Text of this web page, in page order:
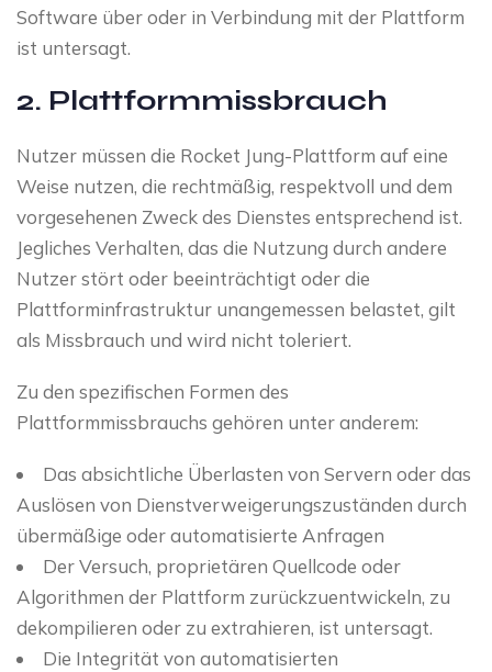
Software über oder in Verbindung mit der Plattform
ist untersagt.
2. Plattformmissbrauch
Nutzer müssen die Rocket Jung-Plattform auf eine
Weise nutzen, die rechtmäßig, respektvoll und dem
vorgesehenen Zweck des Dienstes entsprechend ist.
Jegliches Verhalten, das die Nutzung durch andere
Nutzer stört oder beeinträchtigt oder die
Plattforminfrastruktur unangemessen belastet, gilt
als Missbrauch und wird nicht toleriert.
Zu den spezifischen Formen des
Plattformmissbrauchs gehören unter anderem:
Das absichtliche Überlasten von Servern oder das
Auslösen von Dienstverweigerungszuständen durch
übermäßige oder automatisierte Anfragen
Der Versuch, proprietären Quellcode oder
Algorithmen der Plattform zurückzuentwickeln, zu
dekompilieren oder zu extrahieren, ist untersagt.
Die Integrität von automatisierten